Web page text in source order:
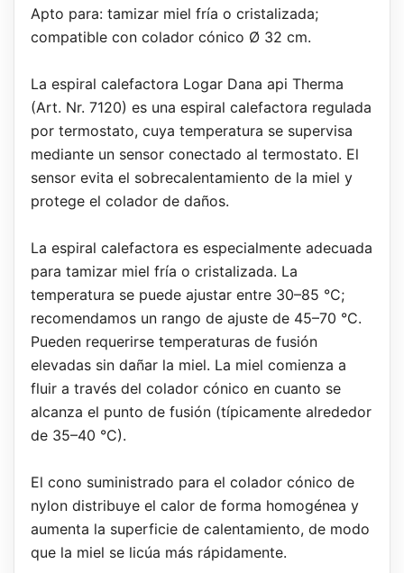
Apto para: tamizar miel fría o cristalizada;
compatible con colador cónico Ø 32 cm.
La espiral calefactora Logar Dana api Therma
(Art. Nr. 7120) es una espiral calefactora regulada
por termostato, cuya temperatura se supervisa
mediante un sensor conectado al termostato. El
sensor evita el sobrecalentamiento de la miel y
protege el colador de daños.
La espiral calefactora es especialmente adecuada
para tamizar miel fría o cristalizada. La
temperatura se puede ajustar entre 30–85 °C;
recomendamos un rango de ajuste de 45–70 °C.
Pueden requerirse temperaturas de fusión
elevadas sin dañar la miel. La miel comienza a
fluir a través del colador cónico en cuanto se
alcanza el punto de fusión (típicamente alrededor
de 35–40 °C).
El cono suministrado para el colador cónico de
nylon distribuye el calor de forma homogénea y
aumenta la superficie de calentamiento, de modo
que la miel se licúa más rápidamente.